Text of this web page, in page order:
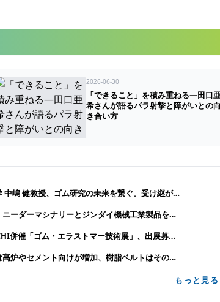
2026-06-30
「できること」を積み重ねる―田口
希さんが語るパラ射撃と障がいとの向
き合い方
東京科学大学 中嶋 健教授、ゴム研究の未来を繋ぐ。受け継がれる探究心
加藤事務所、ニーダーマシナリーとジンダイ機械工業製品を輸入し好評展開
IRC2026 AICHI併催「ゴム・エラストマー技術展」、出展募集進む。早期割引は4月末まで
ゴムベルトは高炉やセメント向けが増加、樹脂ベルトはその他機械以外はすべて増加
もっと見る